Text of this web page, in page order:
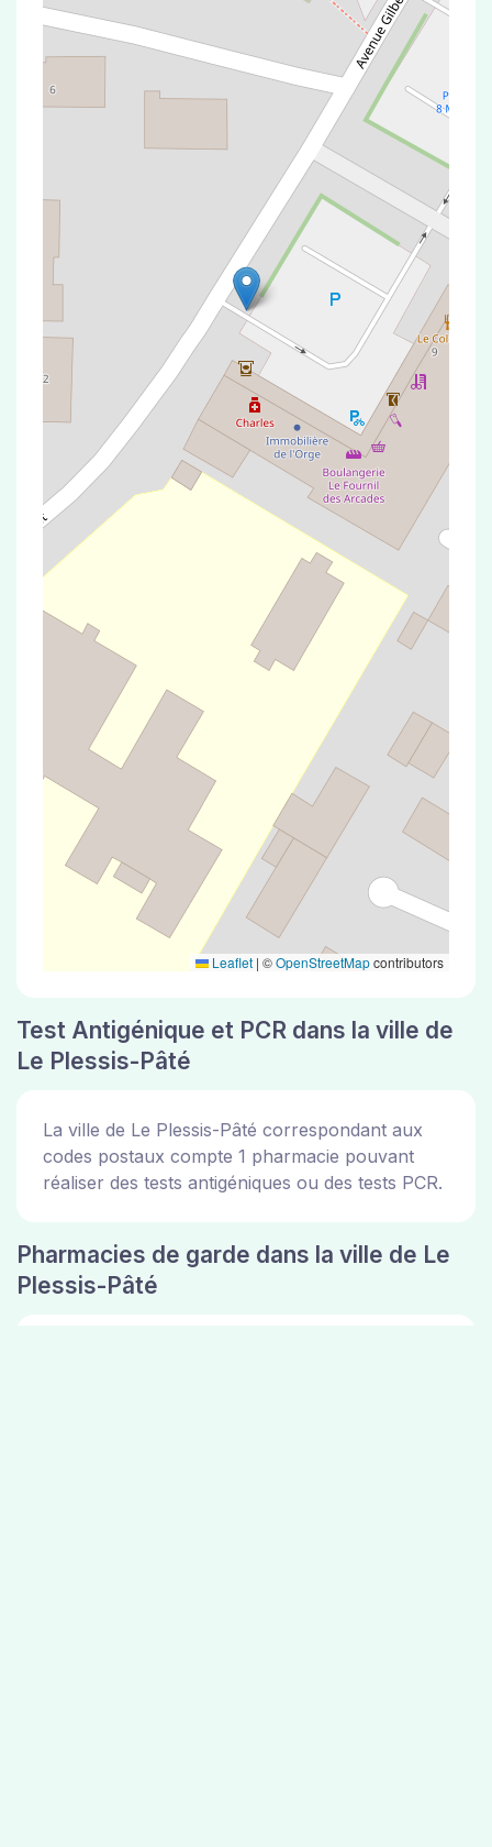
Leaflet | ©OpenStreetMapcontributors
Test Antigénique et PCR dans la ville de
Le Plessis-Pâté
La ville de Le Plessis-Pâté correspondant aux
codes postaux compte 1 pharmacie pouvant
réaliser des tests antigéniques ou des tests PCR.
Pharmacies de garde dans la ville de Le
Plessis-Pâté